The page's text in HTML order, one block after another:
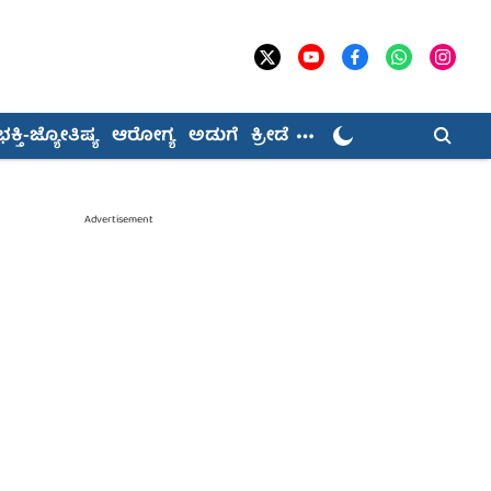
ಜ್ಯೋತಿಷ್ಯ ಆರೋಗ್ಯ ಅಡುಗೆ ಕ್ರೀಡೆ
Advertisement